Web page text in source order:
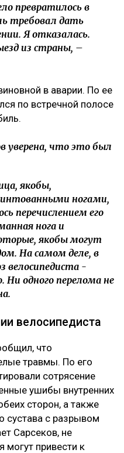
превратилось в
требовал дать
Я отказалась.
из страны, –
в аварии. По ее
по встречной полосе
уверена, что это был
якобы,
ногами,
перечислением его
нога и
якобы могут
На самом деле, в
велосипедиста -
одного перелома не
велосипедиста
что
травмы. По его
сотрясение
ушибы внутренних
сторон, а также
сустава с разрывом
Сарсеков, не
могут привести к